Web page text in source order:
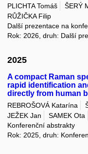
PLICHTA Tomáš
ŠERÝ
RŮŽIČKA Filip
Další prezentace na
Rok: 2026, druh: Další
2025
A compact Raman
rapid identification
directly from human
REBROŠOVÁ Katarína
JEŽEK Jan
SAMEK Ota
Konferenční abstrakty
Rok: 2025, druh: